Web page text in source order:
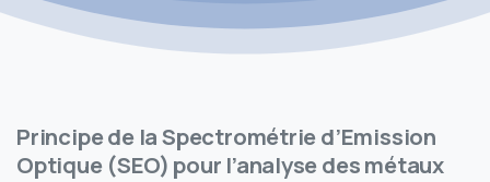
Principe de la Spectrométrie d’Emission
Optique (SEO) pour l’analyse des métaux